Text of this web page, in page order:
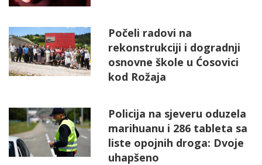
Počeli radovi na
rekonstrukciji i dogradnji
osnovne škole u Ćosovici
kod Rožaja
Policija na sjeveru oduzela
marihuanu i 286 tableta sa
liste opojnih droga: Dvoje
uhapšeno